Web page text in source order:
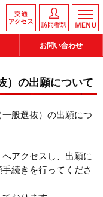
お問い合わせ
）の出願について
般選抜）の出願につ
へアクセスし、出願に
続きを行ってくださ